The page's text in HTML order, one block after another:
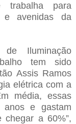
trabalha para
e avenidas da
de Iluminação
tem sido
Assis Ramos
elétrica com a
média, essas
e gastam
chegar a 60%”,